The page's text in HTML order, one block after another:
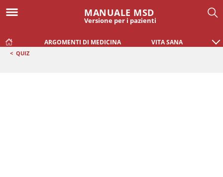
MANUALE MSD
Versione per i pazienti
ARGOMENTI DI MEDICINA VITA SANA
< QUIZ